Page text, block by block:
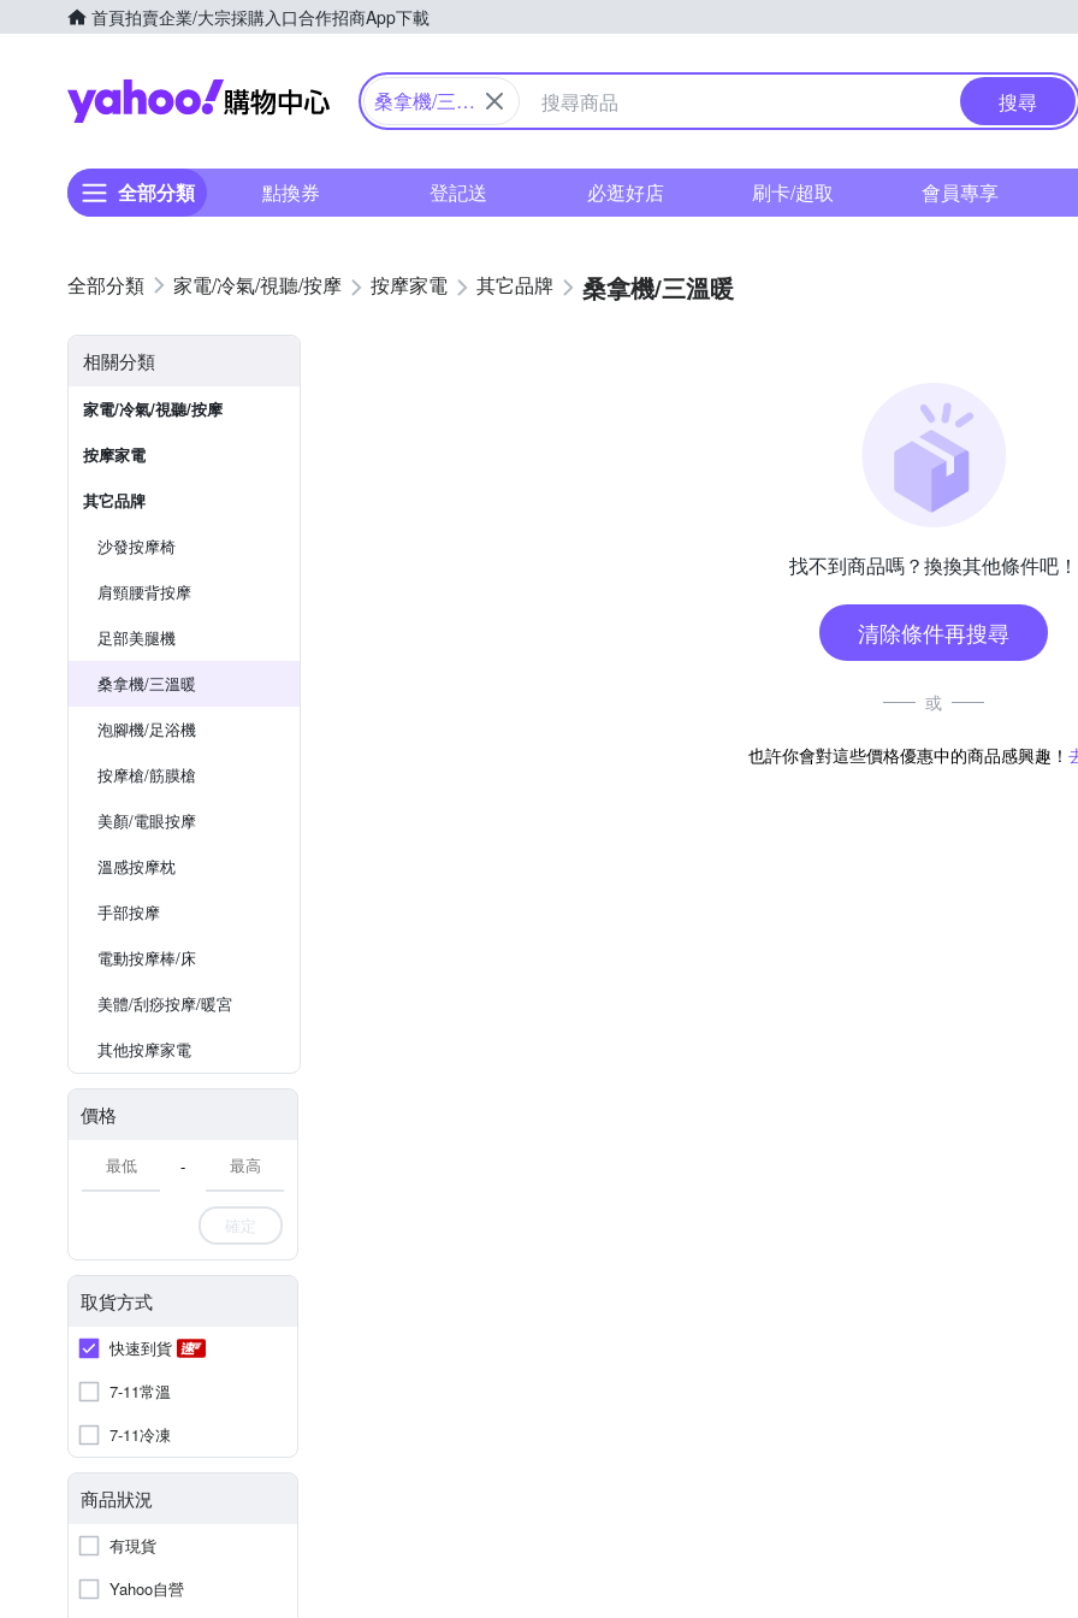
首頁拍賣企業/大宗採購入口合作招商App下載
Yahoo購物中心
桑拿機/三溫
搜尋
全部分類 點換券 登記送 必逛好店 刷卡/超取 會員專享
家電/冷氣/視聽/按摩 按摩家電 其它品牌 桑拿機/三溫暖
相關分類
家電/冷氣/視聽/按摩
按摩家電
其它品牌
沙發按摩椅
肩頸腰背按摩
足部美腿機
桑拿機/三溫暖
泡腳機/足浴機
按摩槍/筋膜槍
美顏/電眼按摩
溫感按摩枕
手部按摩
電動按摩棒/床
美體/刮痧按摩/暖宮
其他按摩家電
價格
-
確定
取貨方式
快速到貨
7-11常溫
7-11冷凍
商品狀況
有現貨
Yahoo自營
找不到商品嗎？換換其他條件吧！
清除條件再搜尋
或
也許你會對這些價格優惠中的商品感興趣！